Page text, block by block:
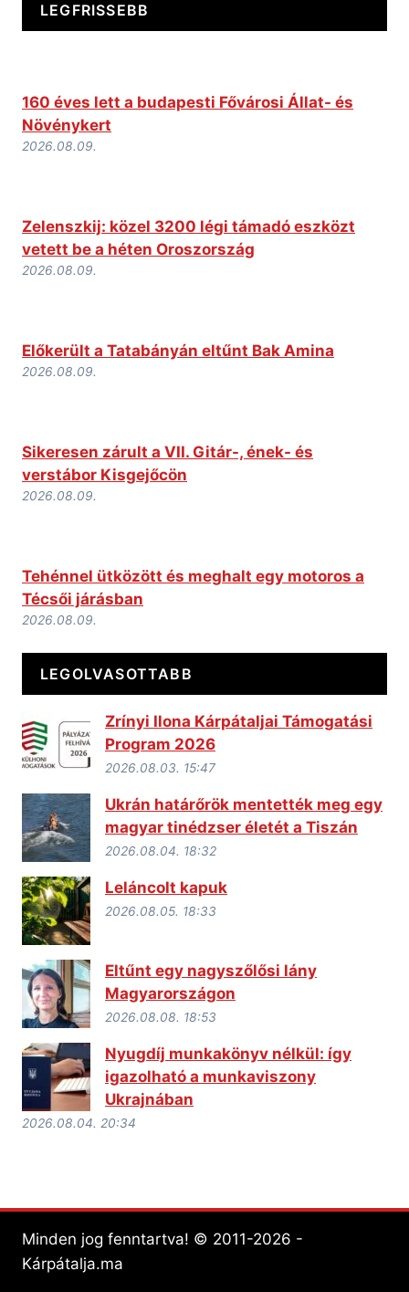
LEGFRISSEBB
160 éves lett a budapesti Fővárosi Állat- és
Növénykert
2026.08.09.
Zelenszkij: közel 3200 légi támadó eszközt
vetett be a héten Oroszország
2026.08.09.
Előkerült a Tatabányán eltűnt Bak Amina
2026.08.09.
Sikeresen zárult a VII. Gitár-, ének- és
verstábor Kisgejőcön
2026.08.09.
Tehénnel ütközött és meghalt egy motoros a
Técsői járásban
2026.08.09.
LEGOLVASOTTABB
Zrínyi Ilona Kárpátaljai Támogatási
Program 2026
2026.08.03. 15:47
Ukrán határőrök mentették meg egy
magyar tinédzser életét a Tiszán
2026.08.04. 18:32
Leláncolt kapuk
2026.08.05. 18:33
Eltűnt egy nagyszőlősi lány
Magyarországon
2026.08.08. 18:53
Nyugdíj munkakönyv nélkül: így
igazolható a munkaviszony
Ukrajnában
2026.08.04. 20:34
Minden jog fenntartva! © 2011-2026 -
Kárpátalja.ma